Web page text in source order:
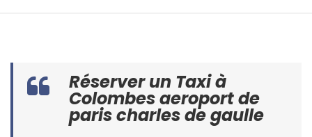
Réserver un Taxi à
Colombes aeroport de
paris charles de gaulle